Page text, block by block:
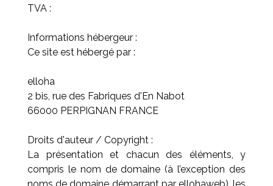
TVA :
Informations hébergeur :
Ce site est hébergé par :
elloha
2 bis, rue des Fabriques d'En Nabot
66000 PERPIGNAN FRANCE
Droits d'auteur / Copyright :
La présentation et chacun des éléments, y
compris le nom de domaine (à l’exception des